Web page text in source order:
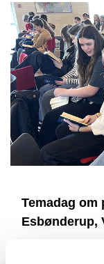
Temadag om
Esbønderup,